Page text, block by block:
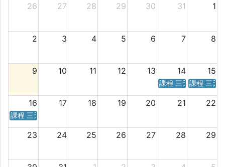
26
27 28 29 30 31 1
2 3 4 5 6 7 8
9 10 11 12 13 14 15
課程 三天／六天 時
課程 三天
16 17 18 19 20 21 22
課程 三天／六天 時間表
23 24 25 26 27 28 29